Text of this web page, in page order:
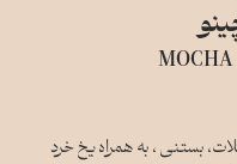
بستنی ، به همراه یخ خرد